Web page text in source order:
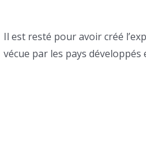
Il est resté pour avoir créé
vécue par les pays